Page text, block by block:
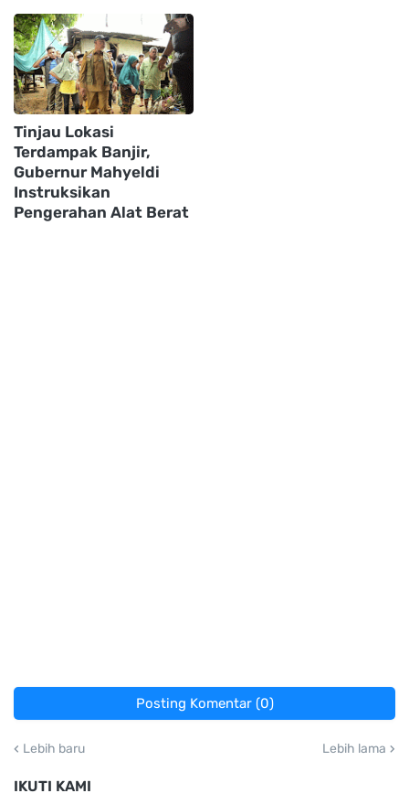
Tinjau Lokasi
Terdampak Banjir,
Gubernur Mahyeldi
Instruksikan
Pengerahan Alat Berat
Posting Komentar (0)
Lebih baru Lebih lama
IKUTI KAMI